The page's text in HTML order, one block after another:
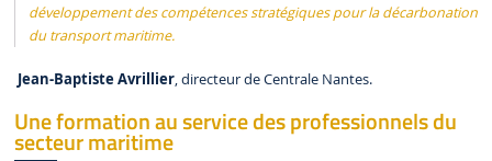
développement des compétences stratégiques pour la décarbonation
du transport maritime.
Jean-Baptiste Avrillier, directeur de Centrale Nantes.
Une formation au service des professionnels du
secteur maritime